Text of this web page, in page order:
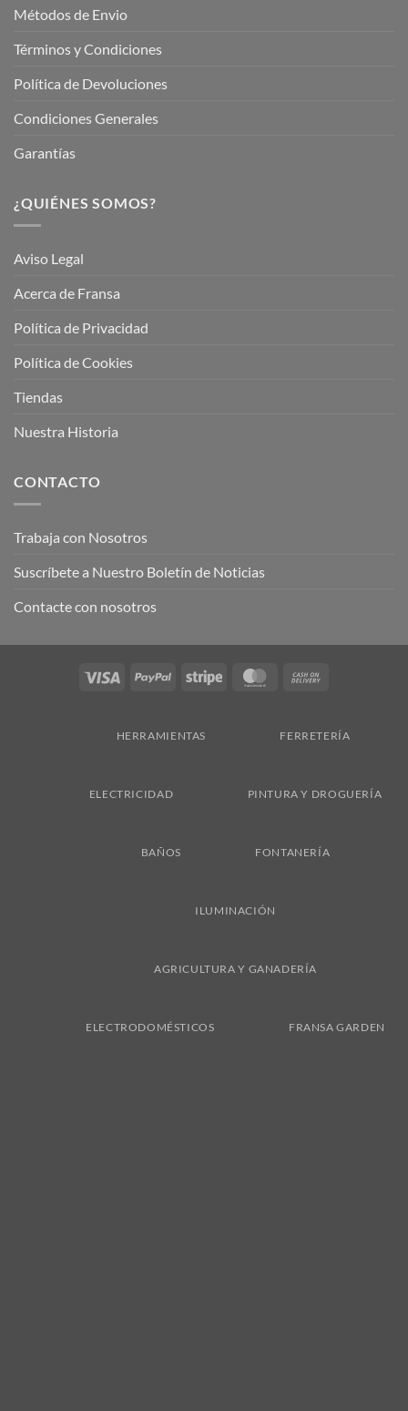
Métodos de Envio
Términos y Condiciones
Política de Devoluciones
Condiciones Generales
Garantías
¿QUIÉNES SOMOS?
Aviso Legal
Acerca de Fransa
Política de Privacidad
Política de Cookies
Tiendas
Nuestra Historia
CONTACTO
Trabaja con Nosotros
Suscríbete a Nuestro Boletín de Noticias
Contacte con nosotros
Visa PayPal Stripe MasterCard
HERRAMIENTAS FERRETERÍA
ELECTRICIDAD PINTURA Y DROGUERÍA
BAÑOS FONTANERÍA
ILUMINACIÓN
AGRICULTURA Y GANADERÍA
ELECTRODOMÉSTICOS FRANSA GARDEN